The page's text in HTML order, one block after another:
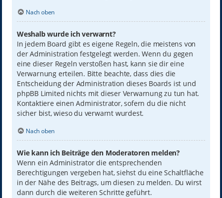
Nach oben
Weshalb wurde ich verwarnt?
In jedem Board gibt es eigene Regeln, die meistens von
der Administration festgelegt werden. Wenn du gegen
eine dieser Regeln verstoßen hast, kann sie dir eine
Verwarnung erteilen. Bitte beachte, dass dies die
Entscheidung der Administration dieses Boards ist und
phpBB Limited nichts mit dieser Verwarnung zu tun hat.
Kontaktiere einen Administrator, sofern du die nicht
sicher bist, wieso du verwarnt wurdest.
Nach oben
Wie kann ich Beiträge den Moderatoren melden?
Wenn ein Administrator die entsprechenden
Berechtigungen vergeben hat, siehst du eine Schaltfläche
in der Nähe des Beitrags, um diesen zu melden. Du wirst
dann durch die weiteren Schritte geführt.